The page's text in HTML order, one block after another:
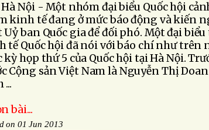
Nội - Một nhóm đại biểu Quốc hội
kinh tế đang ở mức báo động và kiến
Uỷ ban Quốc gia để đối phó. Một đại
tế Quốc hội đã nói với báo chí như trên
kỳ họp thứ 5 của Quốc hội tại Hà Nội.
Cộng sản Việt Nam là Nguyễn Thị
bài...
on 01 Jun 2013